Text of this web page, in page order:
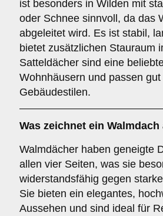
ist besonders in Wilden mit
oder Schnee sinnvoll, da das
abgeleitet wird. Es ist stabil,
bietet zusätzlichen Stauraum
Satteldächer sind eine
Wohnhäusern und passen
Gebäudestilen.
Was zeichnet ein Walmdach
Walmdächer haben geneigte
allen vier Seiten, was sie
widerstandsfähig gegen
Sie bieten ein elegantes,
Aussehen und sind ideal für